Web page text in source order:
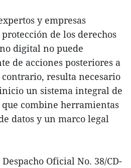
y empresas
de los derechos
digital no puede
de acciones posteriores a
resulta necesario
un sistema integral de
que combine herramientas
datos y un marco legal
Oficial No. 38/CD-